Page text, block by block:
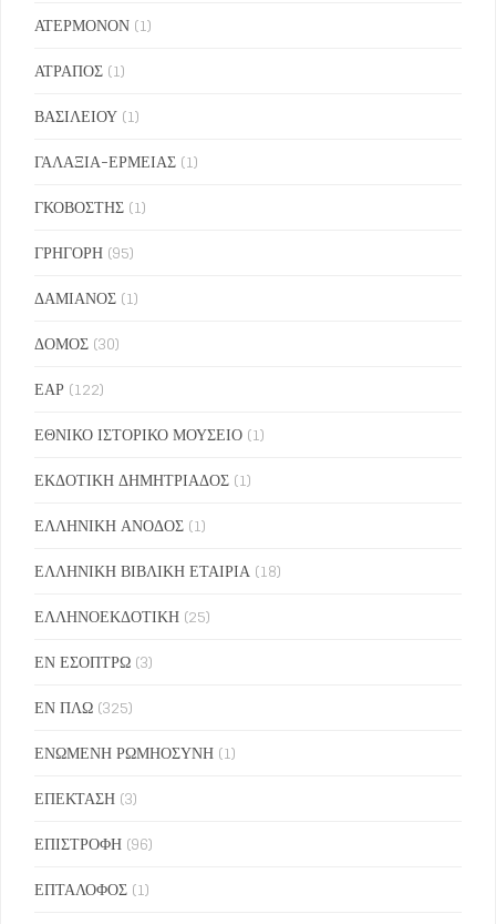
ΑΤΕΡΜΟΝΟΝ (1)
ΑΤΡΑΠΟΣ (1)
ΒΑΣΙΛΕΙΟΥ (1)
ΓΑΛΑΞΙΑ-ΕΡΜΕΙΑΣ (1)
ΓΚΟΒΟΣΤΗΣ (1)
ΓΡΗΓΟΡΗ (95)
ΔΑΜΙΑΝΟΣ (1)
ΔΟΜΟΣ (30)
ΕΑΡ (122)
ΕΘΝΙΚΟ ΙΣΤΟΡΙΚΟ ΜΟΥΣΕΙΟ (1)
ΕΚΔΟΤΙΚΗ ΔΗΜΗΤΡΙΑΔΟΣ (1)
ΕΛΛΗΝΙΚΗ ΑΝΟΔΟΣ (1)
ΕΛΛΗΝΙΚΗ ΒΙΒΛΙΚΗ ΕΤΑΙΡΙΑ (18)
ΕΛΛΗΝΟΕΚΔΟΤΙΚΗ (25)
ΕΝ ΕΣΟΠΤΡΩ (3)
ΕΝ ΠΛΩ (325)
ΕΝΩΜΕΝΗ ΡΩΜΗΟΣΥΝΗ (1)
ΕΠΕΚΤΑΣΗ (3)
ΕΠΙΣΤΡΟΦΗ (96)
ΕΠΤΑΛΟΦΟΣ (1)